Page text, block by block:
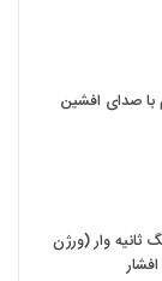
صدای افشین
ثانیه وار (ورژن